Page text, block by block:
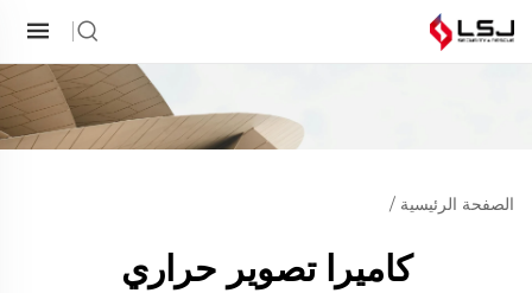
الصفحة الرئيسية/
كاميرا تصوير حراري